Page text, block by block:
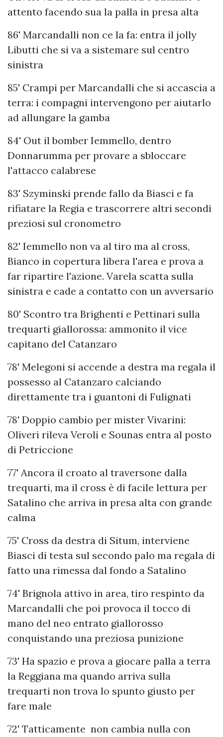
attento facendo sua la palla in presa alta
86' Marcandalli non ce la fa: entra il jolly
Libutti che si va a sistemare sul centro
sinistra
85' Crampi per Marcandalli che si accascia a
terra: i compagni intervengono per aiutarlo
ad allungare la gamba
84' Out il bomber Iemmello, dentro
Donnarumma per provare a sbloccare
l'attacco calabrese
83' Szyminski prende fallo da Biasci e fa
rifiatare la Regia e trascorrere altri secondi
preziosi sul cronometro
82' Iemmello non va al tiro ma al cross,
Bianco in copertura libera l'area e prova a
far ripartire l'azione. Varela scatta sulla
sinistra e cade a contatto con un avversario
80' Scontro tra Brighenti e Pettinari sulla
trequarti giallorossa: ammonito il vice
capitano del Catanzaro
78' Melegoni si accende a destra ma regala il
possesso al Catanzaro calciando
direttamente tra i guantoni di Fulignati
78' Doppio cambio per mister Vivarini:
Oliveri rileva Veroli e Sounas entra al posto
di Petriccione
77' Ancora il croato al traversone dalla
trequarti, ma il cross è di facile lettura per
Satalino che arriva in presa alta con grande
calma
75' Cross da destra di Situm, interviene
Biasci di testa sul secondo palo ma regala di
fatto una rimessa dal fondo a Satalino
74' Brignola attivo in area, tiro respinto da
Marcandalli che poi provoca il tocco di
mano del neo entrato giallorosso
conquistando una preziosa punizione
73' Ha spazio e prova a giocare palla a terra
la Reggiana ma quando arriva sulla
trequarti non trova lo spunto giusto per
fare male
72' Tatticamente non cambia nulla con